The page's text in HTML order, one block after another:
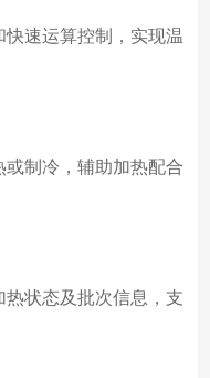
速运算控制，实现温
制冷，辅助加热配合
状态及批次信息，支